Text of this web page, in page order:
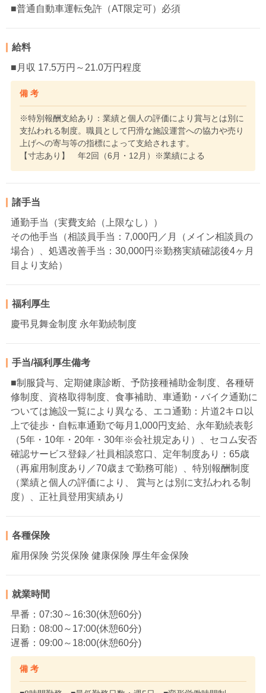
■普通自動車運転免許（AT限定可）必須
給料
■月収 17.5万円～21.0万円程度
備 考
※特別報酬支給あり：業績と個人の評価により賞与とは別に
支払われる制度。職員として円滑な施設運営への協力や売り
上げへの寄与等の指標によって支給されます。
【寸志あり】 年2回（6月・12月）※業績による
諸手当
通勤手当（実費支給（上限なし））
その他手当（相談員手当：7,000円／月（メイン相談員の
場合）、処遇改善手当：30,000円※勤務実績確認後4ヶ月
目より支給）
福利厚生
慶弔見舞金制度 永年勤続制度
手当/福利厚生備考
■制服貸与、定期健康診断、予防接種補助金制度、各種研
修制度、資格取得制度、食事補助、車通勤・バイク通勤に
ついては施設一覧により異なる、エコ通勤：片道2キロ以
上で徒歩・自転車通勤で毎月1,000円支給、永年勤続表彰
（5年・10年・20年・30年※会社規定あり）、セコム安否
確認サービス登録／社員相談窓口、定年制度あり：65歳
（再雇用制度あり／70歳まで勤務可能）、特別報酬制度
（業績と個人の評価により、 賞与とは別に支払われる制
度）、正社員登用実績あり
各種保険
雇用保険 労災保険 健康保険 厚生年金保険
就業時間
早番：07:30～16:30(休憩60分)
日勤：08:00～17:00(休憩60分)
遅番：09:00～18:00(休憩60分)
備 考